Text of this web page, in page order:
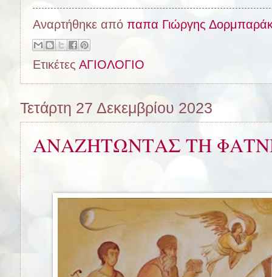
Αναρτήθηκε από παπα Γιώργης
Ετικέτες ΑΓΙΟΛΟΓΙΟ
Τετάρτη 27 Δεκεμβρίου 2023
ΑΝΑΖΗΤΩΝΤΑΣ ΤΗ